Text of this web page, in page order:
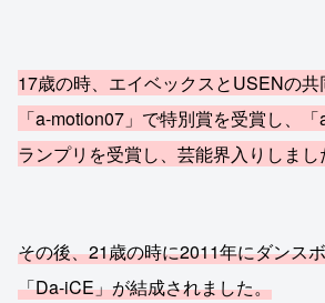
17歳の時、エイベックスとUSENの共
「a-motion07」で特別賞を受賞し、
ランプリを受賞し、芸能界入りしまし
その後、21歳の時に2011年にダンス
「Da-iCE」が結成されました。